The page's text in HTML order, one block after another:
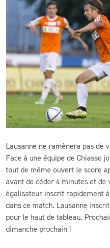
BUSINESS
RESTAURATION
CLUB
CONTACT
ACTUALITÉS
L’APP DU LS
LS ACADEMY CAMPS
MATCH DES CELEBRITES
PRESSE ET MEDIAS
Lausanne ne ramènera pas de
Face à une équipe de Chiasso
tout de même ouvert le score
avant de céder 4 minutes et de
égalisateur inscrit rapidement
dans ce match. Lausanne
pour le haut de tableau.
dimanche prochain !